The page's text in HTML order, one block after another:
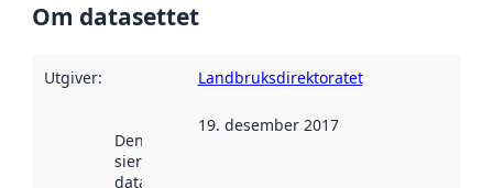
Om datasettet
Utgiver: Landbruksdirektoratet
Denne datoen
sier når
datasettet ble
19. desember 2017